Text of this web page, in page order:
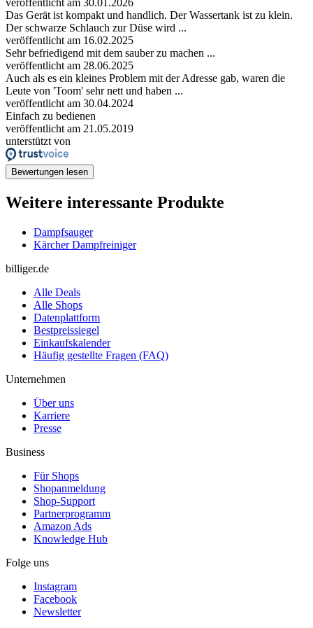
Das Gerät ist kompakt und handlich. Der Wassertank ist zu klein.
Der schwarze Schlauch zur Düse wird ...
veröffentlicht am 16.02.2025
Sehr befriedigend mit dem sauber zu machen ...
veröffentlicht am 28.06.2025
Auch als es ein kleines Problem mit der Adresse gab, waren die
Leute von 'Toom' sehr nett und haben ...
veröffentlicht am 30.04.2024
Einfach zu bedienen
veröffentlicht am 21.05.2019
unterstützt von
Bewertungen lesen
Weitere interessante Produkte
Dampfsauger
Kärcher Dampfreiniger
billiger.de
Alle Deals
Alle Shops
Datenplattform
Bestpreissiegel
Einkaufskalender
Häufig gestellte Fragen (FAQ)
Unternehmen
Über uns
Karriere
Presse
Business
Für Shops
Shopanmeldung
Shop-Support
Partnerprogramm
Amazon Ads
Knowledge Hub
Folge uns
Instagram
Facebook
Newsletter